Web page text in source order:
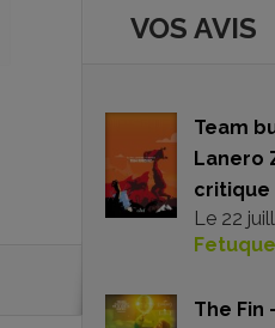
VOS AVIS
Team
Lanero
critique
Le 22
Fetuque
The Fin